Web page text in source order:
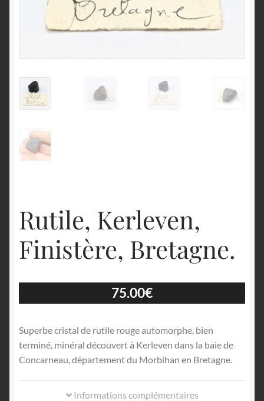
Rutile, Kerleven,
Finistère, Bretagne.
75.00€
Superbe cristal de rutile rouge automorphe, bien
terminé, minéral découvert à Kerleven dans la baie de
Concarneau, département du Morbihan en Bretagne.
Informations complémentaires